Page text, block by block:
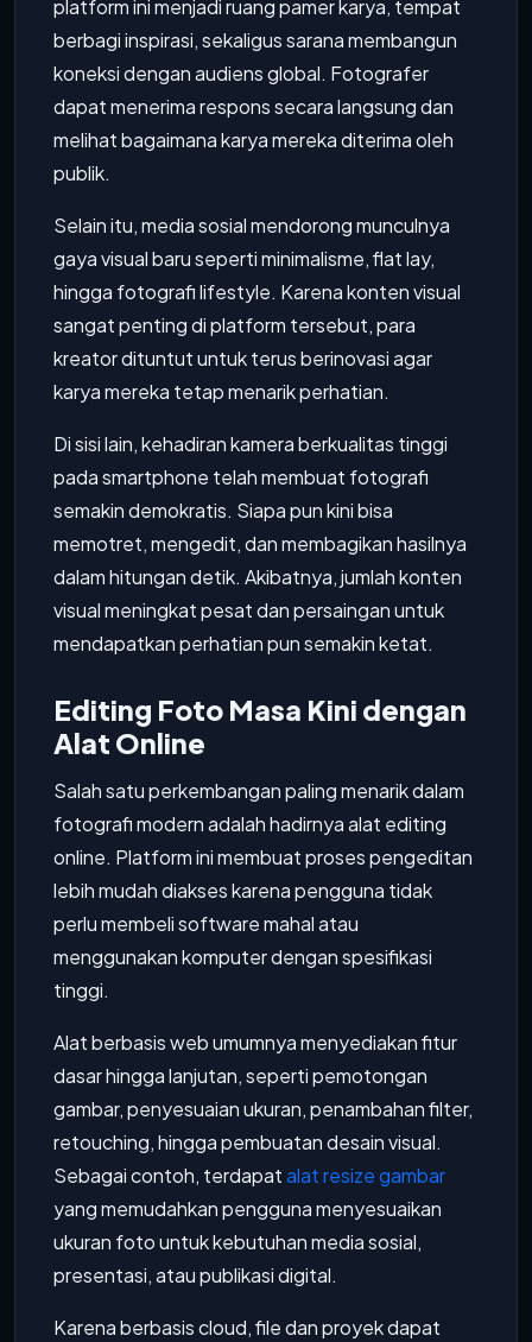
platform ini menjadi ruang pamer karya, tempat
berbagi inspirasi, sekaligus sarana membangun
koneksi dengan audiens global. Fotografer
dapat menerima respons secara langsung dan
melihat bagaimana karya mereka diterima oleh
publik.
Selain itu, media sosial mendorong munculnya
gaya visual baru seperti minimalisme, flat lay,
hingga fotografi lifestyle. Karena konten visual
sangat penting di platform tersebut, para
kreator dituntut untuk terus berinovasi agar
karya mereka tetap menarik perhatian.
Di sisi lain, kehadiran kamera berkualitas tinggi
pada smartphone telah membuat fotografi
semakin demokratis. Siapa pun kini bisa
memotret, mengedit, dan membagikan hasilnya
dalam hitungan detik. Akibatnya, jumlah konten
visual meningkat pesat dan persaingan untuk
mendapatkan perhatian pun semakin ketat.
Editing Foto Masa Kini dengan
Alat Online
Salah satu perkembangan paling menarik dalam
fotografi modern adalah hadirnya alat editing
online. Platform ini membuat proses pengeditan
lebih mudah diakses karena pengguna tidak
perlu membeli software mahal atau
menggunakan komputer dengan spesifikasi
tinggi.
Alat berbasis web umumnya menyediakan fitur
dasar hingga lanjutan, seperti pemotongan
gambar, penyesuaian ukuran, penambahan filter,
retouching, hingga pembuatan desain visual.
Sebagai contoh, terdapatalat resize gambar
yang memudahkan pengguna menyesuaikan
ukuran foto untuk kebutuhan media sosial,
presentasi, atau publikasi digital.
Karena berbasis cloud, file dan proyek dapat